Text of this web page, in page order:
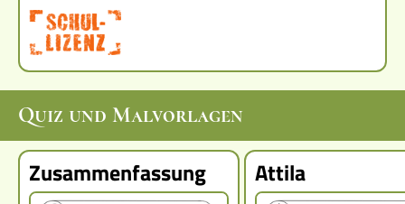
Quiz und Malvorlagen
Zusammenfassung Attila